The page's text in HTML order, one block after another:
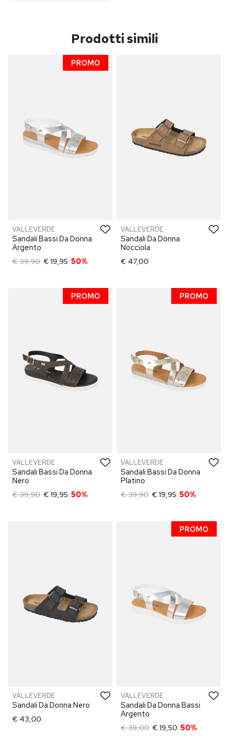
Prodotti simili
PROMO
VALLEVERDE
Sandali Bassi Da Donna
Argento
€ 39,90 € 19,95 50%
VALLEVERDE
Sandali Da Donna
Nocciola
€ 47,00
PROMO
VALLEVERDE
Sandali Bassi Da Donna
Nero
€ 39,90 € 19,95 50%
PROMO
VALLEVERDE
Sandali Bassi Da Donna
Platino
€ 39,90 € 19,95 50%
VALLEVERDE
Sandali Da Donna Nero
€ 43,00
PROMO
VALLEVERDE
Sandali Da Donna Bassi
Argento
€ 39,00 € 19,50 50%